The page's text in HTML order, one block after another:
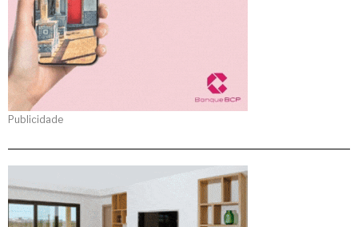
Publicidade